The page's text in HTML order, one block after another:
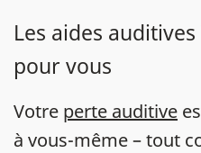
Les aides
pour vous
Votre perte auditive
à vous-même – tout